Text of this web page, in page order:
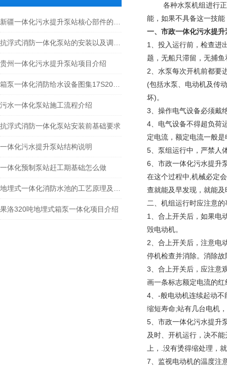
贵州一体化污水提升泵站项目介绍
污水一体化泵站施工流程介绍
抗浮式消防一体化泵站安装前基础要求
一体化污水提升泵站结构说明
一体化预制泵站赶工期基础怎么做
果洛320吨地埋式箱泵一体化项目介绍
各种水泵机组进行正
能，如果不具备这一技
一、 市政一体化污水提
1、投入运行前，检查进
题，无船只滞留，无捕
2、水泵每次开机前都要
(包括水泵、电动机及传
坏)。
3、操作电气设备必须戴
4、电气设备不得超负荷
定电流，额定电流一般
5、泵组运行中，严禁人
6、市政一体化污水提升
在这个过程中,机械必定
查就能及早发现，就能
二、机组运行时应注意的
1、合上开关后，如果电
毁电动机。
2、合上开关后，注意电
停机检查并消除。消除
3、合上开关后，应注意
画一条标志额定电流的
4、-般电动机连续起动
缩短寿命;站有几台电机
5、市政一体化污水提升
及时、开机运行，决不
上，.没有烫得缩处理，
7、监视电动机的温度注